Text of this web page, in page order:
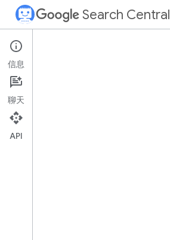
Search Central
Documentation
SEO 基础知识
信息
聊天
API